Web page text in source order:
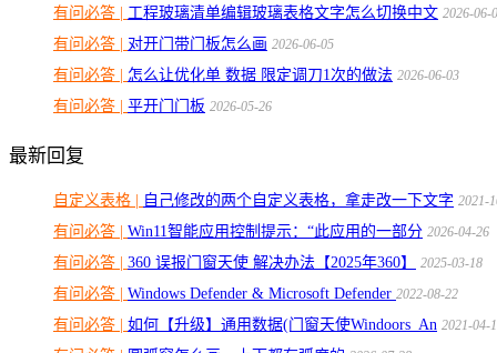
有问必答 | 工程玻璃清单编辑玻璃表格文字怎么切换中文 2026-06-
有问必答 | 对开门带门板怎么画 2026-06-05
有问必答 | 怎么让优化单 数据 限定调刀1次的做法 2026-06-03
有问必答 | 平开门门板 2026-05-26
最新回复
自定义表格 | 自己修改的两个自定义表格，拿走改一下文字 2021-
有问必答 | Win11智能应用控制提示：“此应用的一部分 2026-04-26
有问必答 | 360 误报门窗天使 解决办法【2025年360】 2025-03-18
有问必答 | Windows Defender & Microsoft Defender 2022-08-22
有问必答 | 如何【升级】通用数据(门窗天使Windoors_An 2021-04-